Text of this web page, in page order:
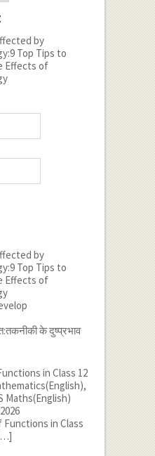
by
Top Tips to
Effects of
by
Top Tips to
Effects of
के दुष्प्रभाव
in Class 12
Maths(English)
Functions in Class